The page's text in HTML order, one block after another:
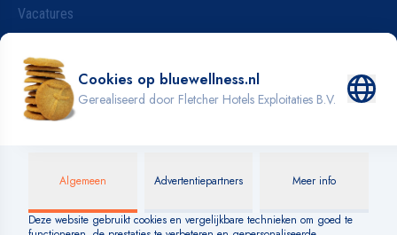
Vacatures
Badkleding
Over BLUE